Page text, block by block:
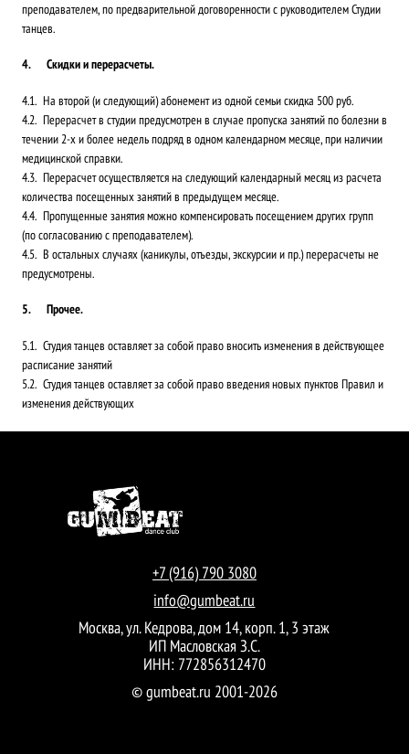
преподавателем, по предварительной договоренности с руководителем Студии
танцев.
Скидки и перерасчеты.
На второй (и следующий) абонемент из одной семьи скидка 500 руб.
Перерасчет в студии предусмотрен в случае пропуска занятий по болезни в
течении 2-х и более недель подряд в одном календарном месяце, при наличии
медицинской справки.
Перерасчет осуществляется на следующий календарный месяц из расчета
количества посещенных занятий в предыдущем месяце.
Пропущенные занятия можно компенсировать посещением других групп
(по согласованию с преподавателем).
В остальных случаях (каникулы, отъезды, экскурсии и пр.) перерасчеты не
предусмотрены.
Прочее.
Студия танцев оставляет за собой право вносить изменения в действующее
расписание занятий
Студия танцев оставляет за собой право введения новых пунктов Правил и
изменения действующих
+7 (916) 790 3080
info@gumbeat.ru
Москва, ул. Кедрова, дом 14, корп. 1, 3 этаж
ИП Масловская З.С.
ИНН: 772856312470
© gumbeat.ru 2001-2026